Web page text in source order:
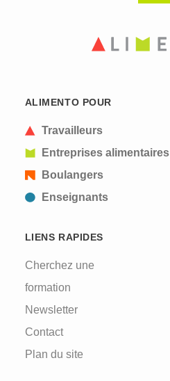
ALIMENTO POUR
Travailleurs
Entreprises alimentaires
Boulangers
Enseignants
LIENS RAPIDES
Cherchez une
formation
Newsletter
Contact
Plan du site